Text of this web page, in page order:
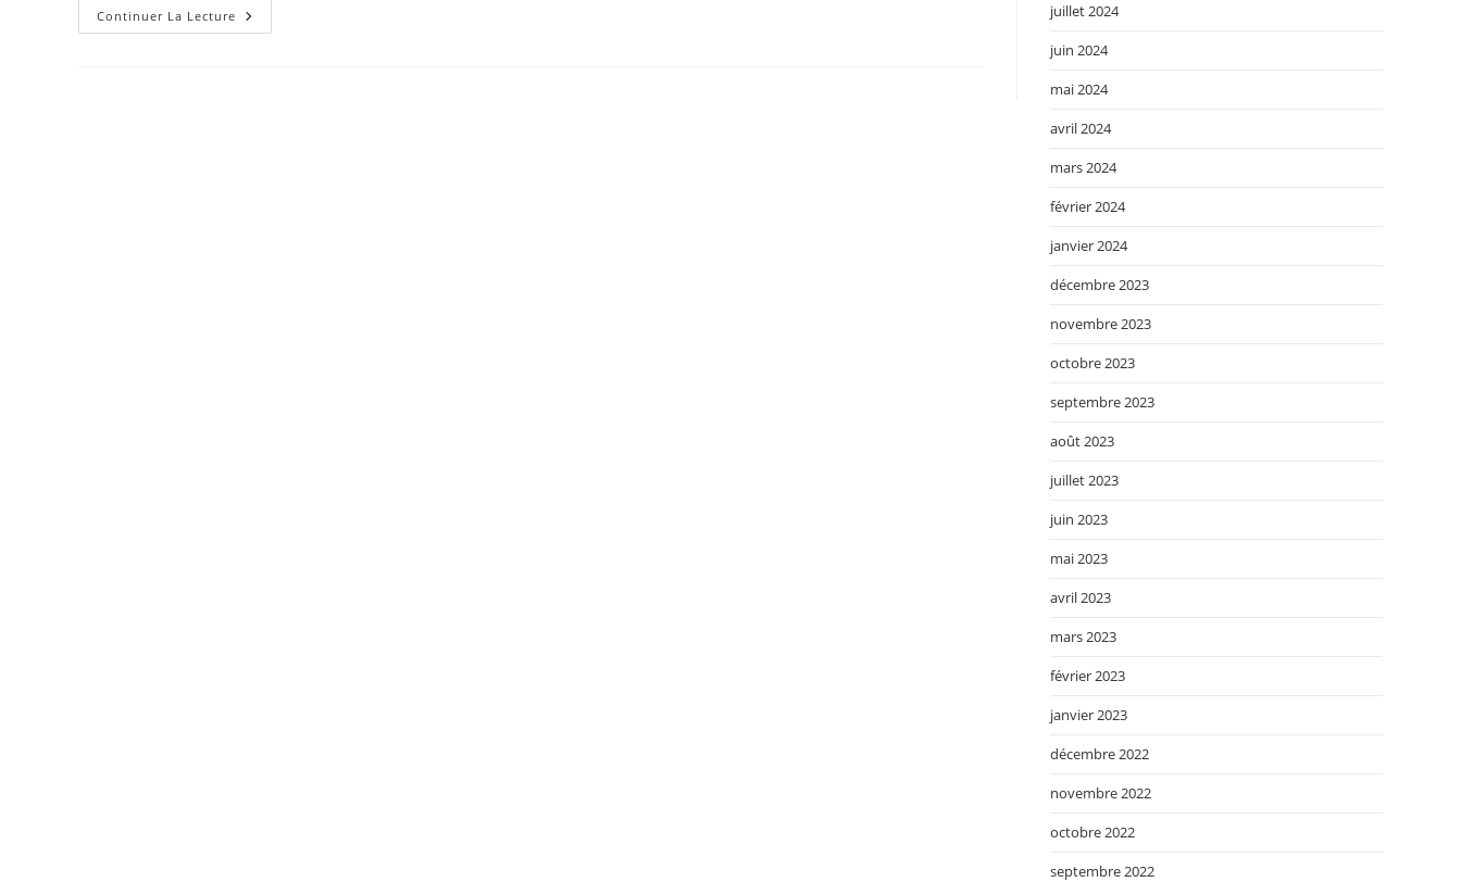
Continuer La Lecture 31
Mars
juillet 2024
juin 2024
mai 2024
avril 2024
mars 2024
février 2024
janvier 2024
décembre 2023
novembre 2023
octobre 2023
septembre 2023
août 2023
juillet 2023
juin 2023
mai 2023
avril 2023
mars 2023
février 2023
janvier 2023
décembre 2022
novembre 2022
octobre 2022
septembre 2022